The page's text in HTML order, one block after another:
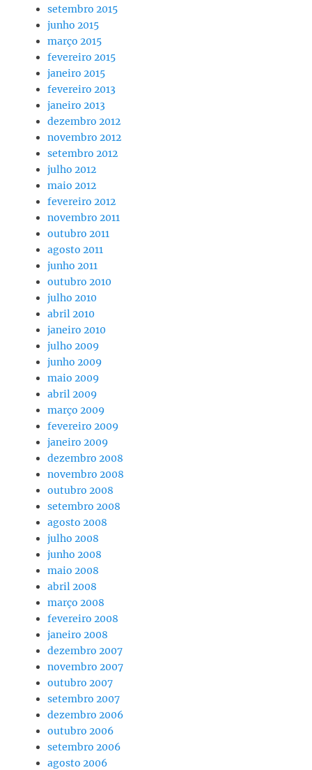
setembro 2015
junho 2015
março 2015
fevereiro 2015
janeiro 2015
fevereiro 2013
janeiro 2013
dezembro 2012
novembro 2012
setembro 2012
julho 2012
maio 2012
fevereiro 2012
novembro 2011
outubro 2011
agosto 2011
junho 2011
outubro 2010
julho 2010
abril 2010
janeiro 2010
julho 2009
junho 2009
maio 2009
abril 2009
março 2009
fevereiro 2009
janeiro 2009
dezembro 2008
novembro 2008
outubro 2008
setembro 2008
agosto 2008
julho 2008
junho 2008
maio 2008
abril 2008
março 2008
fevereiro 2008
janeiro 2008
dezembro 2007
novembro 2007
outubro 2007
setembro 2007
dezembro 2006
outubro 2006
setembro 2006
agosto 2006